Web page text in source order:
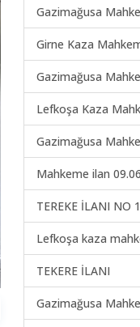
Gazimağusa
Girne Kaza
Gazimağusa
Lefkoşa Kaza
Gazimağusa
Mahkeme ilan
TEREKE İLANI NO
Lefkoşa kaza
TEKERE İLANI
Gazimağusa